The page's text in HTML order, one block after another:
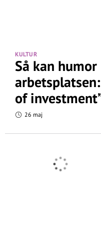
KULTUR
Så kan
of
26 maj